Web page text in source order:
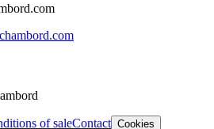
of saleContact Cookies